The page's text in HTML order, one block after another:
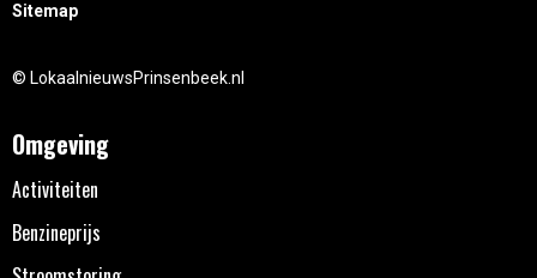
Sitemap
© LokaalnieuwsPrinsenbeek.nl
Omgeving
Activiteiten
Benzineprijs